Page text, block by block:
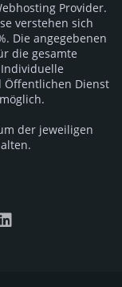
Provider.
verstehen sich
Die angegebenen
die gesamte
Öffentlichen Dienst
der jeweiligen